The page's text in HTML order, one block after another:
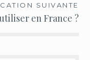
SUIVANTE
en France ?